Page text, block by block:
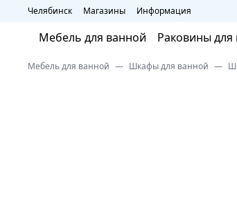
Челябинск Магазины Информация
Мебель для ванной Раковины для
Мебель для ванной Шкафы для ванной